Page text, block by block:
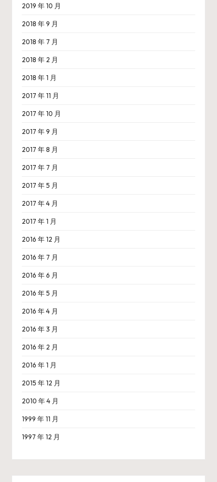
2019 年 10 月
2018 年 9 月
2018 年 7 月
2018 年 2 月
2018 年 1 月
2017 年 11 月
2017 年 10 月
2017 年 9 月
2017 年 8 月
2017 年 7 月
2017 年 5 月
2017 年 4 月
2017 年 1 月
2016 年 12 月
2016 年 7 月
2016 年 6 月
2016 年 5 月
2016 年 4 月
2016 年 3 月
2016 年 2 月
2016 年 1 月
2015 年 12 月
2010 年 4 月
1999 年 11 月
1997 年 12 月